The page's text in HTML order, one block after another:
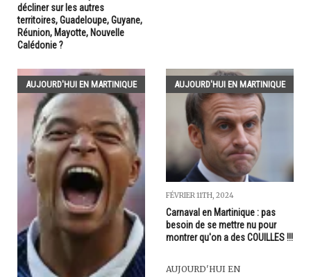
décliner sur les autres
territoires, Guadeloupe, Guyane,
Réunion, Mayotte, Nouvelle
Calédonie ?
AUJOURD'HUI EN MARTINIQUE AUJOURD'HUI EN MARTINIQUE
FÉVRIER 11TH, 2024
Carnaval en Martinique : pas
besoin de se mettre nu pour
montrer qu'on a des COUILLES !!!
AUJOURD'HUI EN